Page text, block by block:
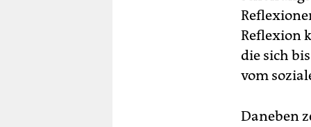
Reflexion
die sich
vom
Daneben